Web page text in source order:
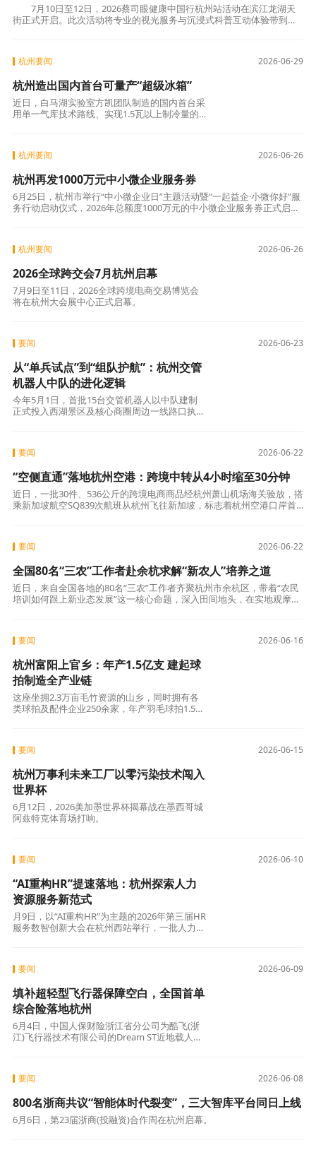
7月10日至12日，2026蔡司眼健康中国行杭州站活动在滨江龙湖天
街正式开启。此次活动将专业的视光服务与沉浸式科普互动体验带到市
2026-06-29
杭州要闻
杭州造出国内首台可量产“超级冰箱”
近日，白马湖实验室方凯团队制造的国内首台采
用单一气库技术路线、实现1.5瓦以上制冷量的
2026-06-26
杭州要闻
杭州再发1000万元中小微企业服务券
6月25日，杭州市举行“中小微企业日”主题活动暨“一起益企·小微你好”服
务行动启动仪式，2026年总额度1000万元的中小微企业服务券正式启动
2026-06-26
杭州要闻
2026全球跨交会7月杭州启幕
7月9日至11日，2026全球跨境电商交易博览会
将在杭州大会展中心正式启幕。
2026-06-23
要闻
从“单兵试点”到“组队护航”：杭州交管
机器人中队的进化逻辑
今年5月1日，首批15台交管机器人以中队建制
正式投入西湖景区及核心商圈周边一线路口执
2026-06-22
要闻
“空侧直通”落地杭州空港：跨境中转从4小时缩至30分钟
近日，一批30件、536公斤的跨境电商商品经杭州萧山机场海关验放，搭
乘新加坡航空SQ839次航班从杭州飞往新加坡，标志着杭州空港口岸首
2026-06-22
要闻
全国80名“三农”工作者赴余杭求解“新农人”培养之道
近日，来自全国各地的80名“三农”工作者齐聚杭州市余杭区，带着“农民
培训如何跟上新业态发展”这一核心命题，深入田间地头，在实地观摩与
2026-06-16
要闻
杭州富阳上官乡：年产1.5亿支 建起球
拍制造全产业链
这座坐拥2.3万亩毛竹资源的山乡，同时拥有各
类球拍及配件企业250余家，年产羽毛球拍1.5亿
2026-06-15
要闻
杭州万事利未来工厂以零污染技术闯入
世界杯
6月12日，2026美加墨世界杯揭幕战在墨西哥城
阿兹特克体育场打响。
2026-06-10
要闻
“AI重构HR”提速落地：杭州探索人力
资源服务新范式
月9日，以“AI重构HR”为主题的2026年第三届HR
服务数智创新大会在杭州西站举行，一批人力资
2026-06-09
要闻
填补超轻型飞行器保障空白，全国首单
综合险落地杭州
6月4日，中国人保财险浙江省分公司为酷飞(浙
江)飞行器技术有限公司的Dream ST近地载人飞
2026-06-08
要闻
800名浙商共议“智能体时代裂变”，三大智库平台同日上线
6月6日，第23届浙商(投融资)合作周在杭州启幕。